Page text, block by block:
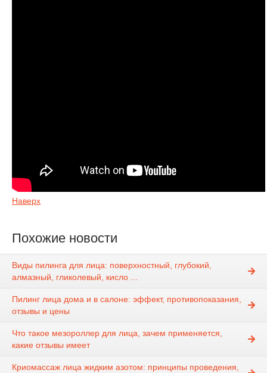
Наверх
Похожие новости
Виды пилинга для лица: поверхностный, глубокий,
алмазный, гликолевый, кисло ...
Пилинг лица дома и в салоне: эффект, противопоказания,
отзывы и цены
Что такое мезороллер для лица, зачем применяется,
какие отзывы имеет
Криомассаж лица жидким азотом: принципы проведения,